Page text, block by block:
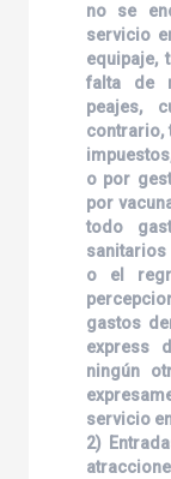
no se
servicio
equipaje,
falta de
peajes,
contrario,
o por
por
todo
sanitarios
o el
gastos
express
ningún
servicio
2)